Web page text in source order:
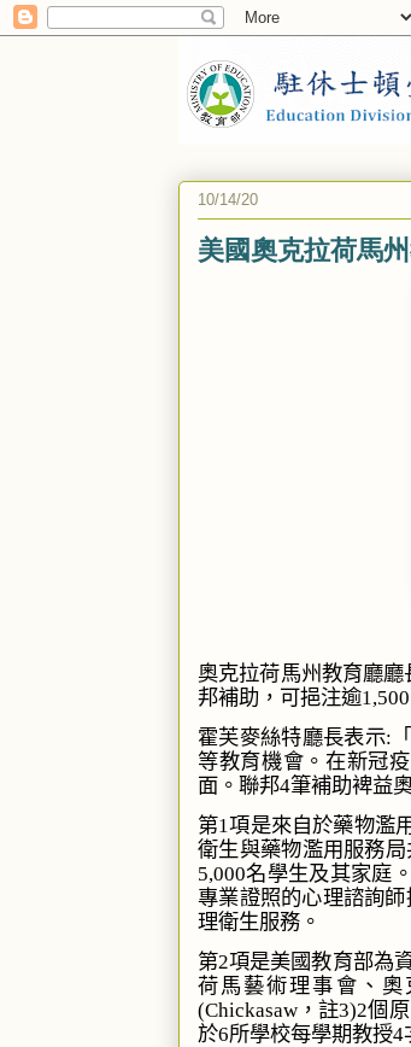
10/14/20
美國奧克拉荷馬
奧克拉荷馬州教育廳廳
邦補助，可挹注逾1,500
霍芙麥絲特廳長表示:
等教育機會。在新冠
面。聯邦4筆補助裨益
第1項是來自於藥物濫
衛生與藥物濫用服務
5,000名學生及其家庭
專業證照的心理諮詢
理衛生服務。
第2項是美國教育部為
荷馬藝術理事會、
(Chickasaw ，註3)2個
於6所學校每學期教授4